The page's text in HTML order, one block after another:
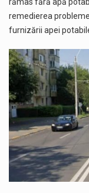
remedierea
furnizării apei